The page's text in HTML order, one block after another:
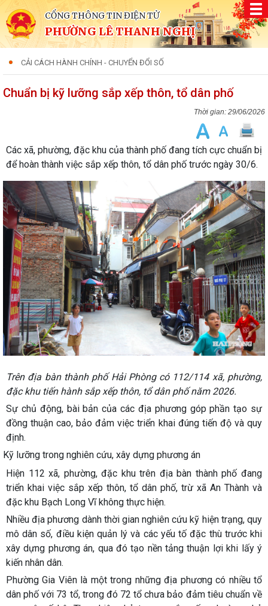
CỔNG THÔNG TIN ĐIỆN TỬ
PHƯỜNG LÊ THANH NGHỊ
CẢI CÁCH HÀNH CHÍNH - CHUYỂN ĐỔI SỐ
Chuẩn bị kỹ lưỡng sắp xếp thôn, tổ dân phố
29/06/2026
Các xã, phường, đặc khu của thành phố đang tích cực chuẩn bị
để hoàn thành việc sắp xếp thôn, tổ dân phố trước ngày 30/6.
Trên địa bàn thành phố Hải Phòng có 112/114 xã, phường,
đặc khu tiến hành sắp xếp thôn, tổ dân phố năm 2026.
Sự chủ động, bài bản của các địa phương góp phần tạo sự
đồng thuận cao, bảo đảm việc triển khai đúng tiến độ và quy
định.
Kỹ lưỡng trong nghiên cứu, xây dựng phương án
Hiện 112 xã, phường, đặc khu trên địa bàn thành phố đang
triển khai việc sắp xếp thôn, tổ dân phố, trừ xã An Thành và
đặc khu Bạch Long Vĩ không thực hiện.
Nhiều địa phương dành thời gian nghiên cứu kỹ hiện trạng, quy
mô dân số, điều kiện quản lý và các yếu tố đặc thù trước khi
xây dựng phương án, qua đó tạo nền tảng thuận lợi khi lấy ý
kiến nhân dân.
Phường Gia Viên là một trong những địa phương có nhiều tổ
dân phố với 73 tổ, trong đó 72 tổ chưa bảo đảm tiêu chuẩn về